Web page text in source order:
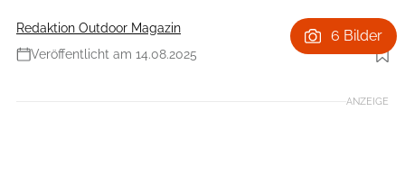
Redaktion Outdoor Magazin
Veröffentlicht am 14.08.2025
Foto: Gregor Lengler
6 Bilder
ANZEIGE